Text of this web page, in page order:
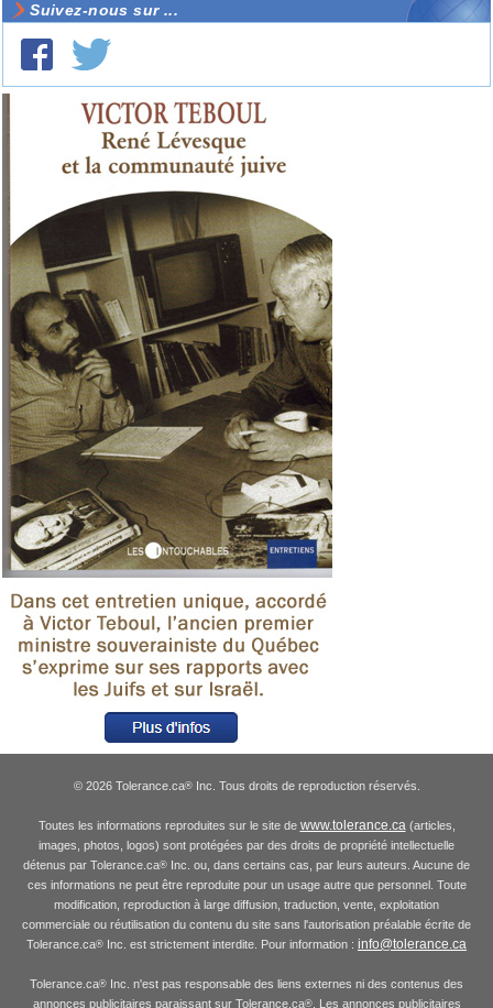
Suivez-nous sur ...
© 2026 Tolerance.ca®Inc. Tous droits de reproduction réservés.
Toutes les informations reproduites sur le site de www.tolerance.ca(articles,
images, photos, logos) sont protégées par des droits de propriété intellectuelle
détenus par Tolerance.ca® Inc. ou, dans certains cas, par leurs auteurs. Aucune de
ces informations ne peut être reproduite pour un usage autre que personnel. Toute
modification, reproduction à large diffusion, traduction, vente, exploitation
commerciale ou réutilisation du contenu du site sans l'autorisation préalable écrite de
Tolerance.ca® Inc. est strictement interdite. Pour information : info@tolerance.ca
Tolerance.ca® Inc. n'est pas responsable des liens externes ni des contenus des
annonces publicitaires paraissant sur Tolerance.ca®. Les annonces publicitaires